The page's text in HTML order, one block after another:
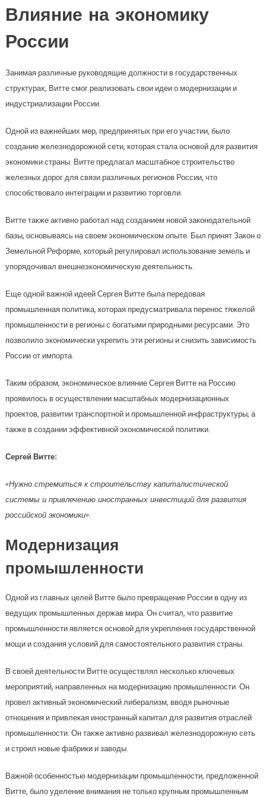
Влияние на экономику
России
Занимая различные руководящие должности в государственных
структурах, Витте смог реализовать свои идеи о модернизации и
индустриализации России.
Одной из важнейших мер, предпринятых при его участии, было
создание железнодорожной сети, которая стала основой для развития
экономики страны. Витте предлагал масштабное строительство
железных дорог для связи различных регионов России, что
способствовало интеграции и развитию торговли.
Витте также активно работал над созданием новой законодательной
базы, основываясь на своем экономическом опыте. Был принят Закон о
Земельной Реформе, который регулировал использование земель и
упорядочивал внешнеэкономическую деятельность.
Еще одной важной идеей Сергея Витте была передовая
промышленная политика, которая предусматривала перенос тяжелой
промышленности в регионы с богатыми природными ресурсами. Это
позволило экономически укрепить эти регионы и снизить зависимость
России от импорта.
Таким образом, экономическое влияние Сергея Витте на Россию
проявилось в осуществлении масштабных модернизационных
проектов, развитии транспортной и промышленной инфраструктуры, а
также в создании эффективной экономической политики.
Сергей Витте:
«Нужно стремиться к строительству капиталистической
системы и привлечению иностранных инвестиций для развития
российской экономики».
Модернизация
промышленности
Одной из главных целей Витте было превращение России в одну из
ведущих промышленных держав мира. Он считал, что развитие
промышленности является основой для укрепления государственной
мощи и создания условий для самостоятельного развития страны.
В своей деятельности Витте осуществлял несколько ключевых
мероприятий, направленных на модернизацию промышленности. Он
провел активный экономический либерализм, вводя рыночные
отношения и привлекая иностранный капитал для развития отраслей
промышленности. Он также активно развивал железнодорожную сеть
и строил новые фабрики и заводы.
Важной особенностью модернизации промышленности, предложенной
Витте, было уделение внимания не только крупным промышленным